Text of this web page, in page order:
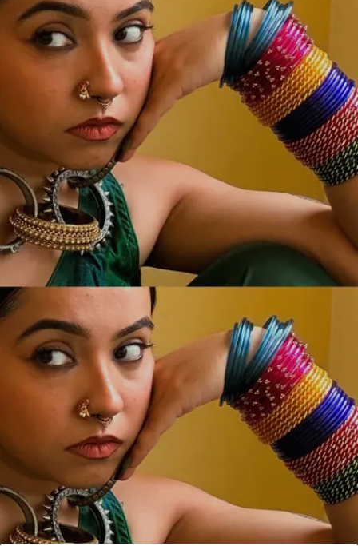
Image credits: Instagram